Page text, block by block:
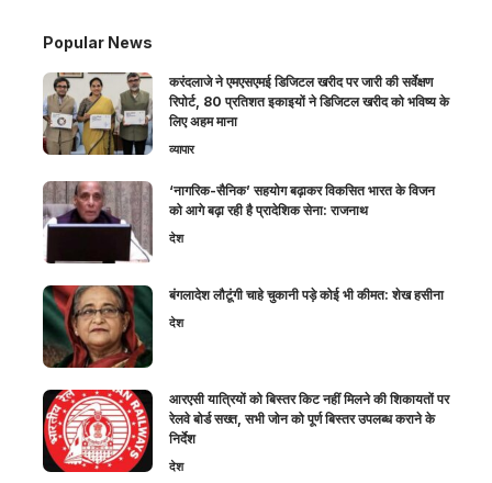
Popular News
करंदलाजे ने एमएसएमई डिजिटल खरीद पर जारी की सर्वेक्षण
रिपोर्ट, 80 प्रतिशत इकाइयों ने डिजिटल खरीद को भविष्य के
लिए अहम माना
व्यापार
‘नागरिक-सैनिक’ सहयोग बढ़ाकर विकसित भारत के विजन
को आगे बढ़ा रही है प्रादेशिक सेना: राजनाथ
देश
बंगलादेश लौटूंगी चाहे चुकानी पड़े कोई भी कीमत: शेख हसीना
देश
आरएसी यात्रियों को बिस्तर किट नहीं मिलने की शिकायतों पर
रेलवे बोर्ड सख्त, सभी जोन को पूर्ण बिस्तर उपलब्ध कराने के
निर्देश
देश